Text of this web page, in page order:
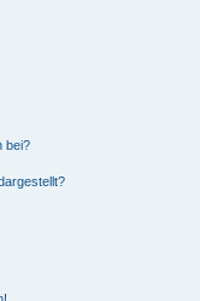
bei?